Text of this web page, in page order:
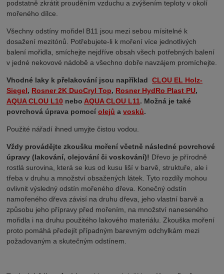
podstatně zkrátit prouděním vzduchu a zvýšením teploty v okolí
mořeného dílce.
Všechny odstíny mořidel B11 jsou mezi sebou mísitelné k
dosažení mezitónů. Potřebujete-li k moření více jednotlivých
balení mořidla, smíchejte nejdříve obsah všech potřebných balení
v jedné nekovové nádobě a všechno dobře navzájem promíchejte.
Vhodné laky k přelakování jsou napříkladCLOU EL Holz-
Siegel, Rosner 2K DuoCryl Top, Rosner HydRo Plast PU,
AQUA CLOU L10 nebo AQUA CLOU L11. Možná je také
povrchová úprava pomocíolejů avosků.
Použité nářadí ihned umyjte čistou vodou.
Vždy provádějte zkoušku moření včetně následné povrchové
úpravy (lakování, olejování či voskování)! Dřevo je přírodně
rostlá surovina, která se kus od kusu liší v barvě, struktuře, ale i
třeba v druhu a množství obsažených látek. Tyto rozdíly mohou
ovlivnit výsledný odstín mořeného dřeva. Konečný odstín
namořeného dřeva závisí na druhu dřeva, jeho vlastní barvě a
způsobu jeho přípravy před mořením, na množství naneseného
mořidla i na druhu použitého lakového materiálu. Zkouška moření
proto pomáhá předejít případným barevným odchylkám mezi
požadovaným a skutečným odstínem.